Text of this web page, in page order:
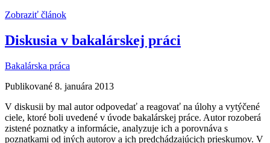
Zobraziť článok
Diskusia v bakalárskej práci
Bakalárska práca
Publikované 8. januára 2013
V diskusii by mal autor odpovedať a reagovať na úlohy a vytýčené
ciele, ktoré boli uvedené v úvode bakalárskej práce. Autor rozoberá
zistené poznatky a informácie, analyzuje ich a porovnáva s
poznatkami od iných autorov a ich predchádzajúcich prieskumov. V